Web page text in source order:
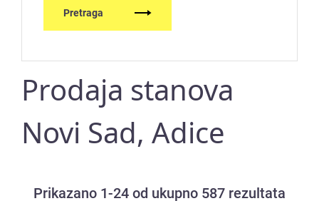
Pretraga
Prodaja stanova
Novi Sad, Adice
Prikazano 1-24 od ukupno 587 rezultata